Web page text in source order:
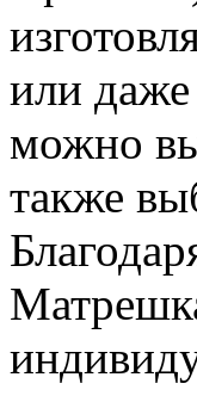
или
можно
также